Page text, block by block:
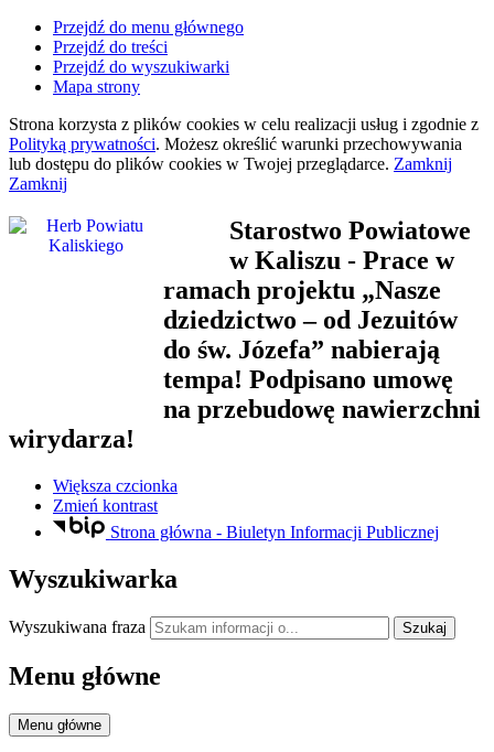
Przejdź do menu głównego
Przejdź do treści
Przejdź do wyszukiwarki
Mapa strony
Strona korzysta z plików cookies w celu realizacji usług i zgodnie z
Polityką prywatności. Możesz określić warunki przechowywania
lub dostępu do plików cookies w Twojej przeglądarce. Zamknij
Zamknij
Starostwo Powiatowe
w Kaliszu - Prace w
ramach projektu „Nasze
dziedzictwo – od Jezuitów
do św. Józefa” nabierają
tempa! Podpisano umowę
na przebudowę nawierzchni
wirydarza!
Większa czcionka
Zmień kontrast
Strona główna - Biuletyn Informacji Publicznej
Wyszukiwarka
Wyszukiwana fraza Szukaj
Menu główne
Menu główne